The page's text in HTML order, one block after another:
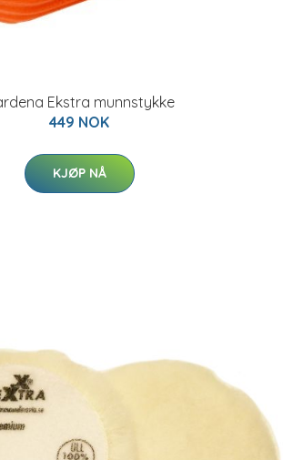
Ekstra munnstykke
449 NOK
KJØP NÅ